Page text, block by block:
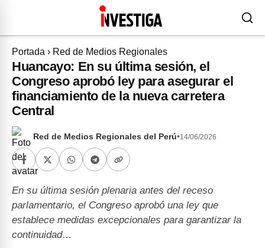
Portada › Red de Medios Regionales
Huancayo: En su última sesión, el
Congreso aprobó ley para asegurar el
financiamiento de la nueva carretera
Central
Red de Medios Regionales del Perú•14/06/2026
En su última sesión plenaria antes del receso
parlamentario, el Congreso aprobó una ley que
establece medidas excepcionales para garantizar la
continuidad…